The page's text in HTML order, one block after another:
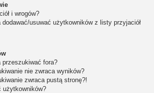
i wrogów?
usuwać użytkowników z listy przyjaciół
fora?
nie zwraca wyników?
zwraca pustą stronę?!
użytkowników?